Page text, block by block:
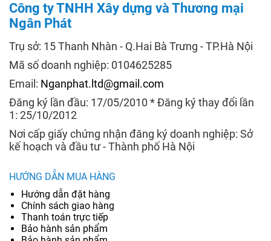
Công ty TNHH Xây dựng và Thương mại
Ngân Phát
Trụ sở: 15 Thanh Nhàn - Q.Hai Bà Trưng - TP.Hà Nội
Mã số doanh nghiệp: 0104625285
Email: Nganphat.ltd@gmail.com
Đăng ký lần đầu: 17/05/2010 * Đăng ký thay đổi lần
1: 25/10/2012
Nơi cấp giấy chứng nhận đăng ký doanh nghiệp: Sở
kế hoạch và đầu tư - Thành phố Hà Nội
HƯỚNG DẪN MUA HÀNG
Hướng dẫn đặt hàng
Chính sách giao hàng
Thanh toán trực tiếp
Bảo hành sản phẩm